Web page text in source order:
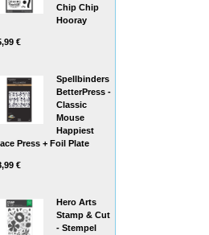
Chip Chip
Hooray
€
Spellbinders
BetterPress -
Classic
Mouse
Happiest
Press + Foil Plate
€
Hero Arts
Stamp & Cut
- Stempel